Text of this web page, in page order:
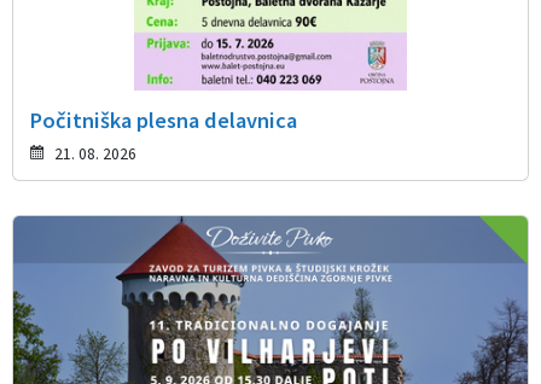
Počitniška plesna delavnica
21. 08. 2026